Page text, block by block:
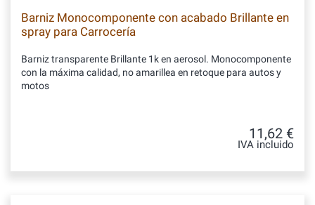
Barniz Monocomponente con acabado Brillante en
spray para Carrocería
Barniz transparente Brillante 1k en aerosol. Monocomponente
con la máxima calidad, no amarillea en retoque para autos y
motos
11,62 €
IVA incluido